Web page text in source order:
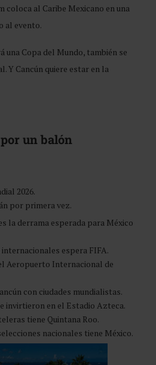
al Caribe Mexicano en una
al evento.
una Copa del Mundo, también se
Y Cancún quiere estar en la
un balón
2026.
por primera vez.
la derrama esperada para México
espera FIFA.
Aeropuerto Internacional de
con ciudades mundialistas.
invirtieron en el Estadio Azteca.
tiene Quintana Roo.
nacionales tiene México.